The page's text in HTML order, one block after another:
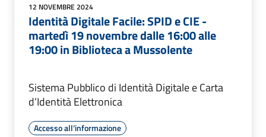
12 NOVEMBRE 2024
Identità Digitale Facile: SPID e CIE -
martedì 19 novembre dalle 16:00 alle
19:00 in Biblioteca a Mussolente
Sistema Pubblico di Identità Digitale e Carta
d’Identità Elettronica
Accesso all'informazione